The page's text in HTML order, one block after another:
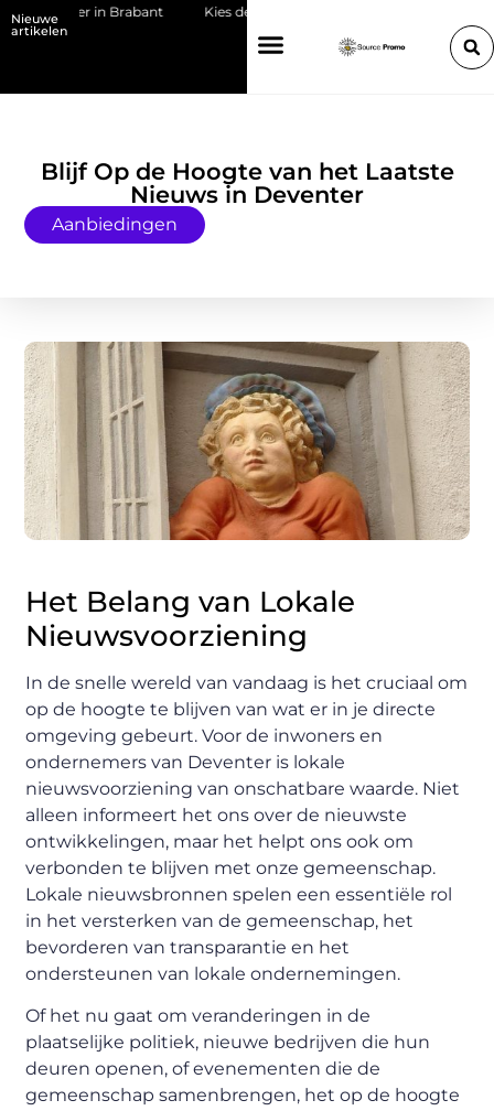
Nieuwe
artikelen
in Brabant Kies de juiste HP toner voor jouw printer
Blijf Op de Hoogte van het Laatste
Nieuws in Deventer
Aanbiedingen
Het Belang van Lokale
Nieuwsvoorziening
In de snelle wereld van vandaag is het cruciaal om
op de hoogte te blijven van wat er in je directe
omgeving gebeurt. Voor de inwoners en
ondernemers van Deventer is lokale
nieuwsvoorziening van onschatbare waarde. Niet
alleen informeert het ons over de nieuwste
ontwikkelingen, maar het helpt ons ook om
verbonden te blijven met onze gemeenschap.
Lokale nieuwsbronnen spelen een essentiële rol
in het versterken van de gemeenschap, het
bevorderen van transparantie en het
ondersteunen van lokale ondernemingen.
Of het nu gaat om veranderingen in de
plaatselijke politiek, nieuwe bedrijven die hun
deuren openen, of evenementen die de
gemeenschap samenbrengen, het op de hoogte